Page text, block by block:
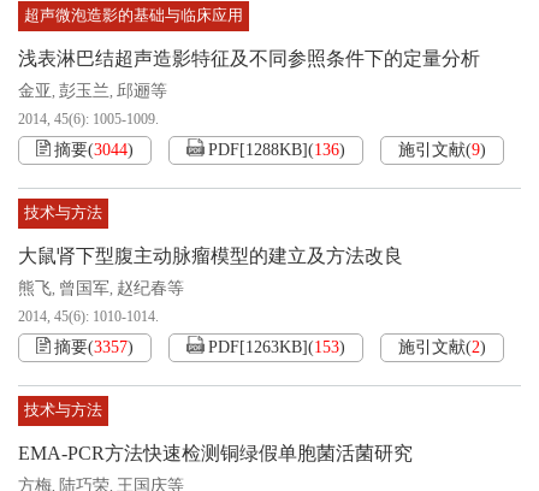
超声微泡造影的基础与临床应用
浅表淋巴结超声造影特征及不同参照条件下的定量分析
金亚, 彭玉兰, 邱逦等
2014, 45(6): 1005-1009.
摘要(3044) PDF[1288KB](136) 施引文献(9)
技术与方法
大鼠肾下型腹主动脉瘤模型的建立及方法改良
熊飞, 曾国军, 赵纪春等
2014, 45(6): 1010-1014.
摘要(3357) PDF[1263KB](153) 施引文献(2)
技术与方法
EMA-PCR方法快速检测铜绿假单胞菌活菌研究
方梅, 陆巧荣, 王国庆等